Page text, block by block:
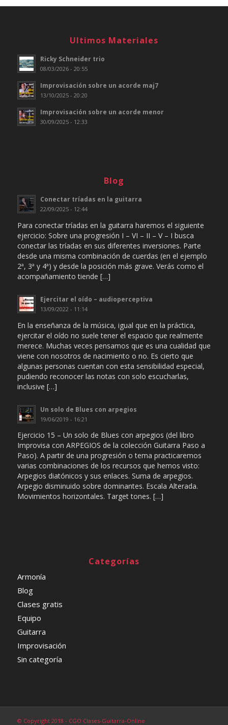
Ultimos Materiales
Ricky Schneider trio
08/03/2026 - 20:55
Improvisación sobre un acorde maj7
13/10/2025 - 20:20
Improvisación sobre un acorde menor
30/09/2025 - 12:33
Blog
Conectar tríadas en la guitarra
22/09/2025 - 12:44
Para conectar tríadas en la guitarra haremos el siguiente
ejercicio: Sobre una progresión I – VI – II – V – I busca
conectar las tríadas en sus diferentes inversiones. Parte
desde una misma combinación de cuerdas (en el ejemplo
2ª, 3ª y 4ª) y desde la posición más grave. Verás como el
acompañamiento tiende […]
Ejercitar el oído – audioperceptiva
13/09/2022 - 11:14
En la enseñanza de la música, igual que en la práctica,
ejercitar el oído no suele tener el espacio que realmente
merece. Muchas veces pensamos que es una cualidad que
viene con nosotros de nacimiento o no. Es cierto que
algunas personas cuentan con esta sensibilidad especial,
pudiendo reconocer las notas con solo escucharlas,
inclusive […]
Un solo de Blues con arpegios
19/06/2019 - 16:21
Ejercicio 15 – Un solo de Blues con arpegios (del libro
Improvisa con ARPEGIOS de la colección Guitarra Paso a
Paso). A partir de una progresión o tema practicaremos
varias combinaciones de los recursos que hemos visto:
Arpegios diatónicos y sus enlaces. Suma de arpegios.
Arpegio disminuido sobre dominantes. Escala Alterada.
Movimientos horizontales. Target tones. […]
Categorías
Armonía
Blog
Clases gratis
Equipo
Guitarra
Improvisación
Sin categoría
© Copyright 2018 - CGO Clases-Guitarra-Online